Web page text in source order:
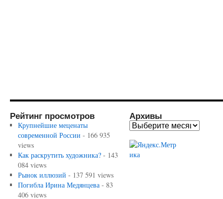
Рейтинг просмотров
Крупнейшие меценаты
современной России - 166 935
views
Как раскрутить художника?- 143
084 views
Рынок иллюзий - 137 591 views
Погибла Ирина Медянцева- 83
406 views
Архивы